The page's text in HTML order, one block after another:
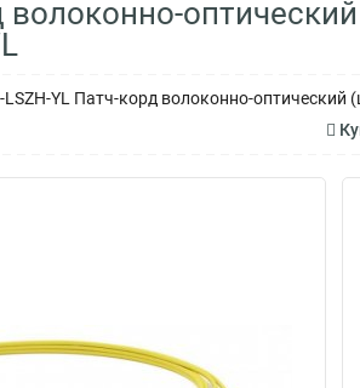
YL Патч-корд волоконно-